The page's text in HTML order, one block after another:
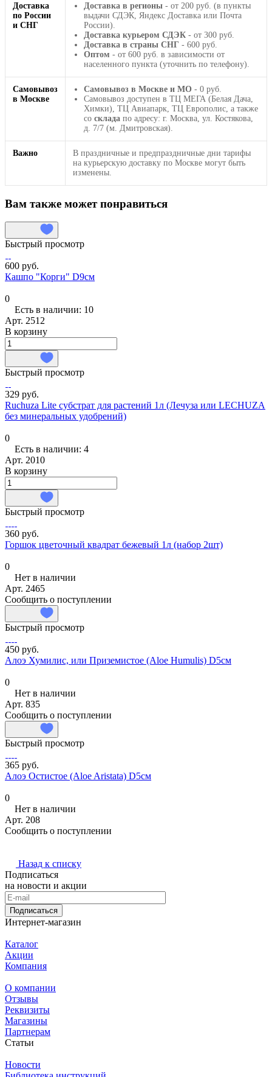
Доставка
по России
и СНГ
Доставка в регионы - от 200 руб. (в пункты
выдачи СДЭК, Яндекс Доставка или Почта
России).
Доставка курьером СДЭК - от 300 руб.
Доставка в страны СНГ - 600 руб.
Оптом - от 600 руб. в зависимости от
населенного пункта (уточнить по телефону).
Самовывоз
в Москве
Самовывоз в Москве и МО - 0 руб.
Самовывоз доступен в ТЦ МЕГА (Белая Дача,
Химки), ТЦ Авиапарк, ТЦ Европолис, а также
со склада по адресу: г. Москва, ул. Костякова,
д. 7/7 (м. Дмитровская).
Важно
В праздничные и предпраздничные дни тарифы
на курьерскую доставку по Москве могут быть
изменены.
Вам также может понравиться
Быстрый просмотр
600 руб.
Кашпо "Корги" D9см
0
Есть в наличии: 10
Арт. 2512
В корзину
Быстрый просмотр
329 руб.
Ruchuza Lite субстрат для растений 1л (Лечуза или LECHUZA
без минеральных удобрений)
0
Есть в наличии: 4
Арт. 2010
В корзину
Быстрый просмотр
360 руб.
Горшок цветочный квадрат бежевый 1л (набор 2шт)
0
Нет в наличии
Арт. 2465
Сообщить о поступлении
Быстрый просмотр
450 руб.
Алоэ Хумилис, или Приземистое (Aloe Humulis) D5см
0
Нет в наличии
Арт. 835
Сообщить о поступлении
Быстрый просмотр
365 руб.
Алоэ Остистое (Aloe Aristata) D5см
0
Нет в наличии
Арт. 208
Сообщить о поступлении
Назад к списку
Подписаться
на новости и акции
Подписаться
Интернет-магазин
Каталог
Акции
Компания
О компании
Отзывы
Реквизиты
Магазины
Партнерам
Статьи
Новости